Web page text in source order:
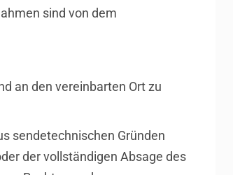
sind von dem
an den vereinbarten Ort zu
sendetechnischen Gründen
der vollständigen Absage des